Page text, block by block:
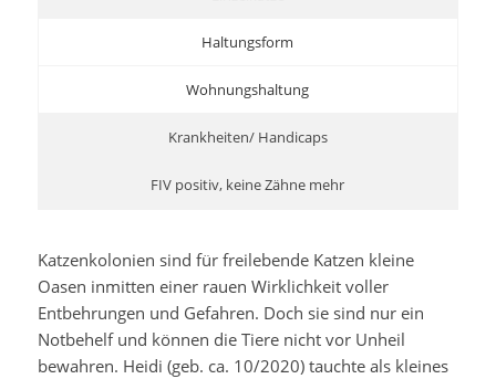
Haltungsform
Wohnungshaltung
Krankheiten/ Handicaps
FIV positiv, keine Zähne mehr
Katzenkolonien sind für freilebende Katzen kleine
Oasen inmitten einer rauen Wirklichkeit voller
Entbehrungen und Gefahren. Doch sie sind nur ein
Notbehelf und können die Tiere nicht vor Unheil
bewahren. Heidi (geb. ca. 10/2020) tauchte als kleines